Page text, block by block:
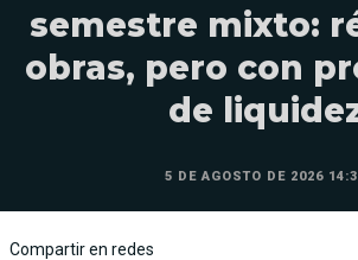
semestre mixto:
obras, pero con
de
5 DE AGOSTO DE 2026
Compartir en redes